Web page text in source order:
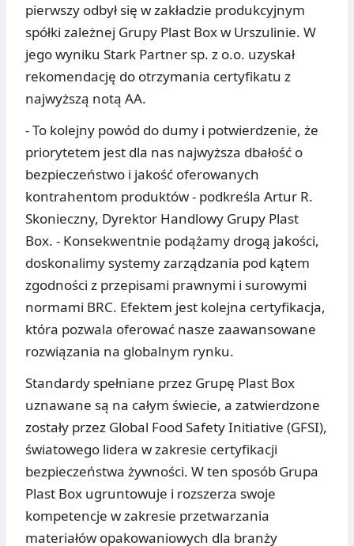
pierwszy odbył się w zakładzie produkcyjnym
spółki zależnej Grupy Plast Box w Urszulinie. W
jego wyniku Stark Partner sp. z o.o. uzyskał
rekomendację do otrzymania certyfikatu z
najwyższą notą AA.
- To kolejny powód do dumy i potwierdzenie, że
priorytetem jest dla nas najwyższa dbałość o
bezpieczeństwo i jakość oferowanych
kontrahentom produktów - podkreśla Artur R.
Skonieczny, Dyrektor Handlowy Grupy Plast
Box. - Konsekwentnie podążamy drogą jakości,
doskonalimy systemy zarządzania pod kątem
zgodności z przepisami prawnymi i surowymi
normami BRC. Efektem jest kolejna certyfikacja,
która pozwala oferować nasze zaawansowane
rozwiązania na globalnym rynku.
Standardy spełniane przez Grupę Plast Box
uznawane są na całym świecie, a zatwierdzone
zostały przez Global Food Safety Initiative (GFSI),
światowego lidera w zakresie certyfikacji
bezpieczeństwa żywności. W ten sposób Grupa
Plast Box ugruntowuje i rozszerza swoje
kompetencje w zakresie przetwarzania
materiałów opakowaniowych dla branży